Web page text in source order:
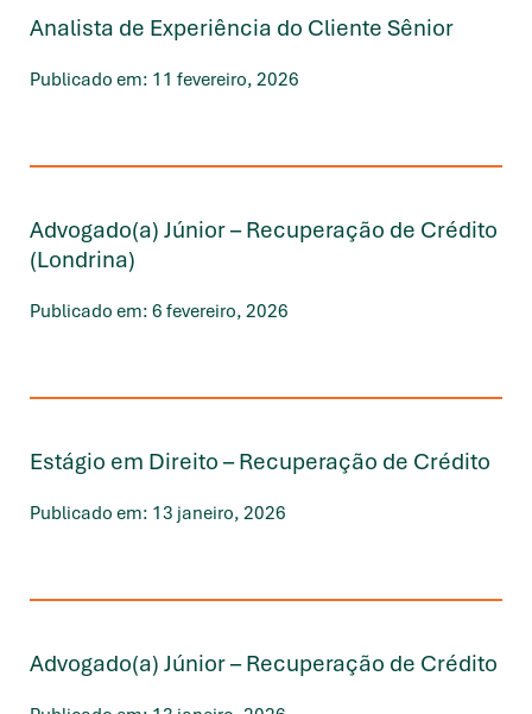
Analista de Experiência do Cliente Sênior
Publicado em: 11 fevereiro, 2026
Advogado(a) Júnior – Recuperação de Crédito
(Londrina)
Publicado em: 6 fevereiro, 2026
Estágio em Direito – Recuperação de Crédito
Publicado em: 13 janeiro, 2026
Advogado(a) Júnior – Recuperação de Crédito